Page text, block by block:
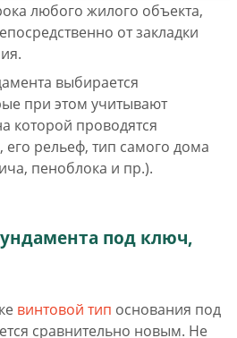
любого жилого объекта,
от закладки
выбирается
при этом учитывают
которой проводятся
его рельеф, тип самого дома
пеноблока и пр.).
под ключ,
винтовой тип основания под
сравнительно новым. Не